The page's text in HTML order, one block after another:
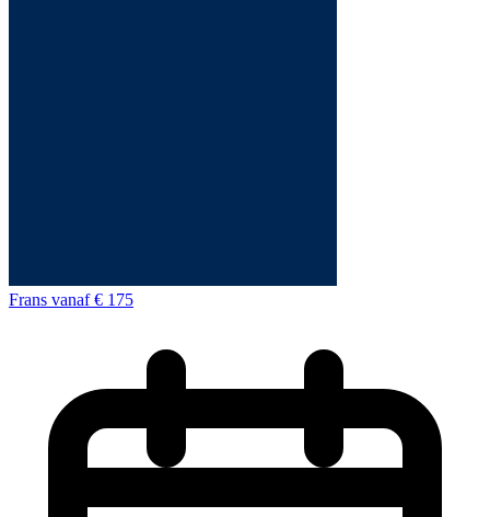
Frans vanaf € 175